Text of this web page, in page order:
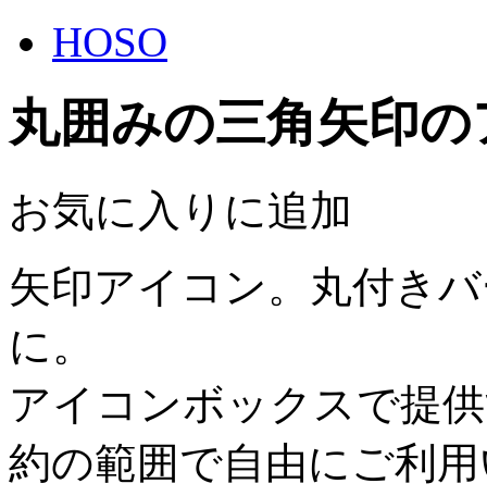
HOSO
丸囲みの三角矢印
お気に入りに追加
矢印アイコン。丸付き
に。
アイコンボックスで提
約の範囲で自由にご利